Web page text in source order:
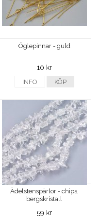
Öglepinnar - guld
10 kr
INFO KÖP
Ädelstenspärlor - chips,
bergskristall
59 kr